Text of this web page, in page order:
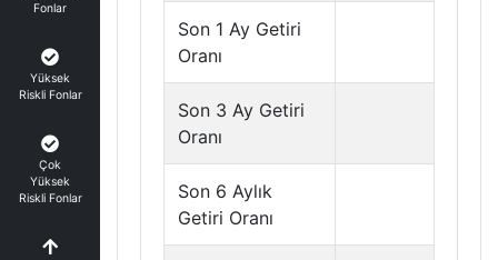
Fonlar
Yüksek
Riskli Fonlar
Çok
Yüksek
Riskli Fonlar
Son 1 Ay Getiri
Oranı
Son 3 Ay Getiri
Oranı
Son 6 Aylık
Getiri Oranı